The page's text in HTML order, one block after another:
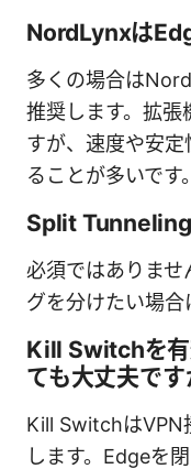
NordLynxは
多くの場合は
推奨します。拡張
すが、速度や安
ることが多いです。
Split Tunneling
必須ではありま
グを分けたい場合
Kill Switchを有
ても大丈夫です
Kill SwitchはVPN
します。Edgeを